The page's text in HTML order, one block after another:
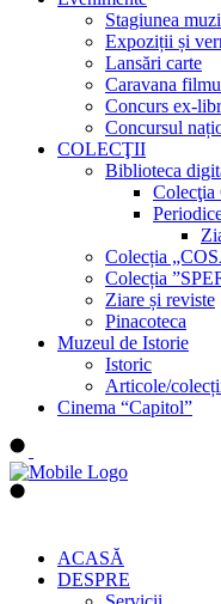
Stagiunea
Expoziții și
Lansări carte
Caravana
Concurs ex-
Concursul
COLECŢII
Biblioteca
Colecţia
Colecția
Colecția
Ziare și reviste
Pinacoteca
Muzeul de Istorie
Istoric
Articole/
Cinema “Capitol”
ACASĂ
DESPRE